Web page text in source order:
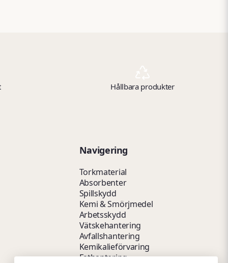
Hållbara produkter
Navigering
Torkmaterial
Absorbenter
Spillskydd
Kemi & Smörjmedel
Arbetsskydd
Vätskehantering
Avfallshantering
Kemikalieförvaring
Fathantering